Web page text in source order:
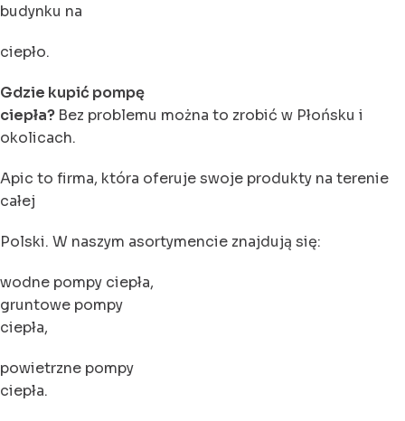
budynku na
ciepło.
Gdzie kupić pompę
ciepła? Bez problemu można to zrobić w Płońsku i
okolicach.
Apic to firma, która oferuje swoje produkty na terenie
całej
Polski. W naszym asortymencie znajdują się:
wodne pompy ciepła,
gruntowe pompy
ciepła,
powietrzne pompy
ciepła.